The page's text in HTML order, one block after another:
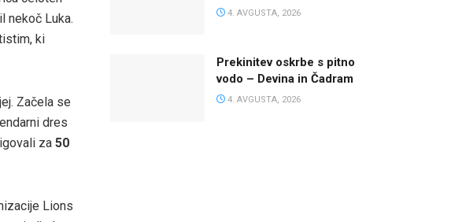
nekoč Luka.
ki
Začela se
dres
za 50
Lions
4. AVGUSTA, 2026
Prekinitev oskrbe s pitno
vodo – Devina in Čadram
4. AVGUSTA, 2026